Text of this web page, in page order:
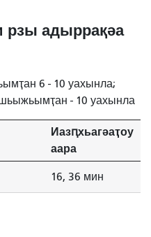
рзы адыррақәа
6 - 10 уахынла;
- 10 уахынла
Иазԥхьагәаҭоу
аара
16, 36 мин